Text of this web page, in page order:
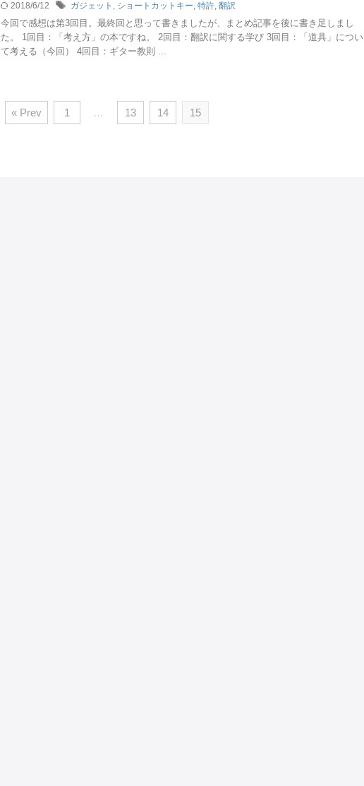
2018/6/12 ガジェット , ショートカットキー, 特許, 翻訳
今回で感想は第3回目。最終回と思って書きましたが、まとめ記事を後に書き足しまし
た。 1回目：「考え方」の本ですね。 2回目：翻訳に関する学び 3回目：「道具」につい
て考える（今回） 4回目：ギター教則 ...
« Prev 1 … 13 14 15